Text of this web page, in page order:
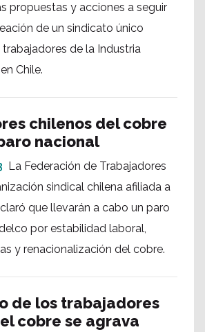
propuestas y acciones a seguir
de un sindicato único
de la Industria
Chile.
chilenos del cobre
nacional
La Federación de Trabajadores
sindical chilena afiliada a
que llevarán a cabo un paro
por estabilidad laboral,
y renacionalización del cobre.
de los trabajadores
cobre se agrava